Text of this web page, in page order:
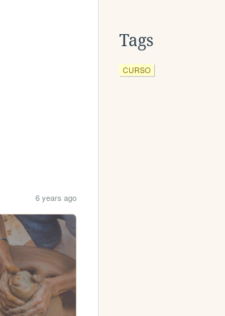
6 years ago
Tags
CURSO